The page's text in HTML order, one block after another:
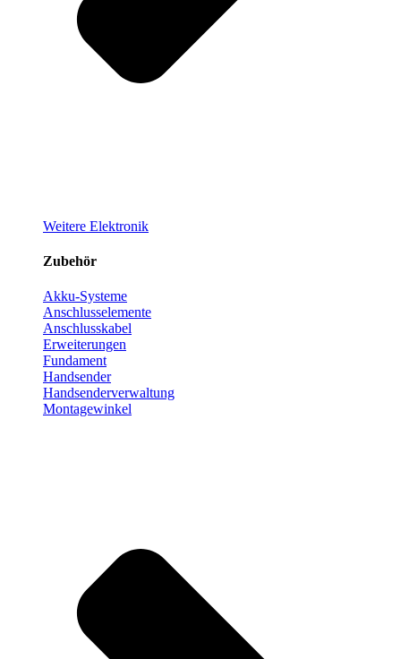
Weitere Elektronik
Zubehör
Akku-Systeme
Anschlusselemente
Anschlusskabel
Erweiterungen
Fundament
Handsender
Handsenderverwaltung
Montagewinkel